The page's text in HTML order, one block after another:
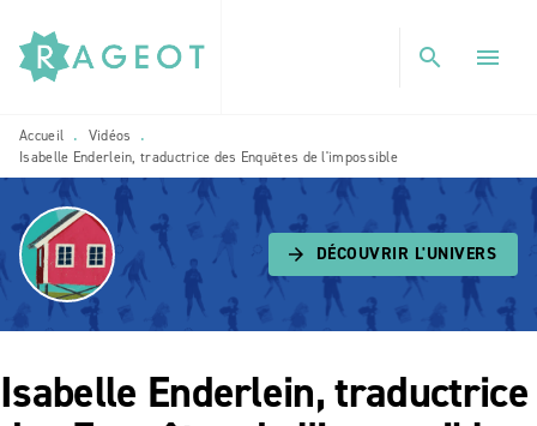
MENU RECHERCHE
PIED DE PAGE
search menu
Accueil • Vidéos
•
Isabelle Enderlein, traductrice des Enquêtes de l'impossible
arrow_forward DÉCOUVRIR L'UNIVERS
Isabelle Enderlein, traductrice